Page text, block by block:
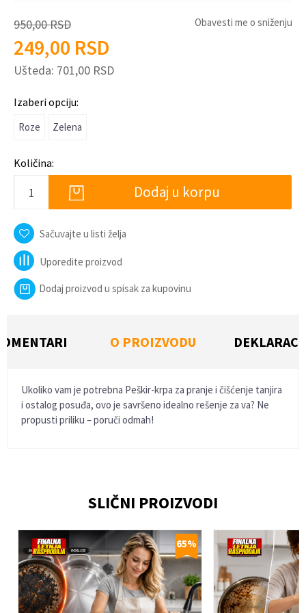
950,00RSD
249,00 RSD
Ušteda: 701,00 RSD
Obavesti me o sniženju
Izaberi opciju:
Roze Zelena
Količina:
Dodaj u korpu
Sačuvajte u listi želja
Uporedite proizvod
Dodaj proizvod u spisak za kupovinu
O PROIZVODU
Ukoliko vam je potrebna Peškir-krpa za pranje i čišćenje tanjira
i ostalog posuđa, ovo je savršeno idealno rešenje za va? Ne
propusti priliku – poruči odmah!
Poruka
SLIČNI PROIZVODI
65%